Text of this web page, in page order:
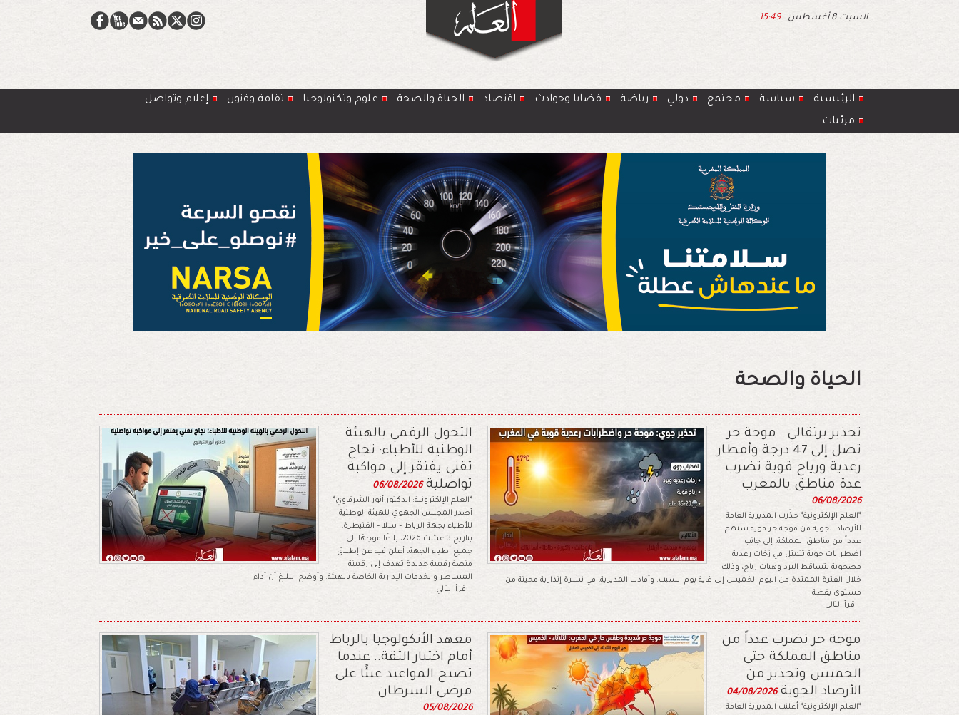
السبت 8 أغسطس 15:49
الرئيسية سياسة مجتمع دولي رياضة قضايا وحوادث اﻗﺗﺻﺎد الحياة والصحة ﻋﻠوم وتكنولوجيا ﺛﻘﺎﻓﺔ وﻓﻧون
إعلام وتواصل
مرئيات
الحياة والصحة
التحول الرقمي بالهيئة
الوطنية للأطباء: نجاح
تقني يفتقر إلى مواكبة
تواصلية 06/08/2026
*العلم الإلكترونية: الدكتور أنور الشرقاوي*
أصدر المجلس الجهوي للهيئة الوطنية
للأطباء بجهة الرباط – سلا – القنيطرة،
بتاريخ 3 غشت 2026، بلاغًا موجهًا إلى
جميع أطباء الجهة، أعلن فيه عن إطلاق
منصة رقمية جديدة تهدف إلى رقمنة
المساطر والخدمات الإدارية الخاصة بالهيئة. وأوضح البلاغ أن أداء
اقرأ التالي
تحذير برتقالي.. موجة حر
تصل إلى 47 درجة وأمطار
رعدية ورياح قوية تضرب
عدة مناطق بالمغرب
06/08/2026
*العلم الإلكترونية* حذّرت المديرية العامة
للأرصاد الجوية من موجة حر قوية ستهم
عدداً من مناطق المملكة، إلى جانب
اضطرابات جوية تتمثل في زخات رعدية
مصحوبة بتساقط البرد وهبات رياح، وذلك
خلال الفترة الممتدة من اليوم الخميس إلى غاية يوم السبت. وأفادت المديرية، في نشرة إنذارية محينة من
مستوى يقظة
اقرأ التالي
معهد الأنكولوجيا بالرباط
أمام اختبار الثقة.. عندما
تصبح المواعيد عبئًا على
مرضى السرطان
05/08/2026
موجة حر تضرب عدداً من
مناطق المملكة حتى
الخميس وتحذير من
الأرصاد الجوية 04/08/2026
*العلم الإلكترونية* أعلنت المديرية العامة